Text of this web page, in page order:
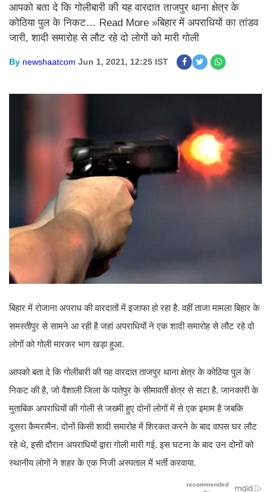
आपको बता दे कि गोलीबारी की यह वारदात ताजपुर थाना क्षेत्र के
कोठिया पुल के निकट… Read More »बिहार में अपराधियों का तांडव
जारी, शादी समारोह से लौट रहे दो लोगों को मारी गोली
By newshaatcom Jun 1, 2021, 12:25 IST
बिहार में रोजाना अपराध की वारदातों में इजाफा हो रहा है. वहीं ताजा मामला बिहार के
समस्तीपुर से सामने आ रही है जहां अपराधियों ने एक शादी समारोह से लौट रहे दो
लोगों को गोली मारकर भाग खड़ा हुआ.
आपको बता दे कि गोलीबारी की यह वारदात ताजपुर थाना क्षेत्र के कोठिया पुल के
निकट की है, जो वैशाली जिला के पातेपुर के सीमावर्ती क्षेत्र से सटा है. जानकारी के
मुताबिक अपराधियों की गोली से जख्मी हुए दोनों लोगों में से एक इमाम है जबकि
दूसरा कैमरामैन. दोनों किसी शादी समारोह में शिरकत करने के बाद वापस घर लौट
रहे थे, इसी दौरान अपराधियों द्वारा गोली मारी गई. इस घटना के बाद उन दोनों को
स्थानीय लोगों ने शहर के एक निजी अस्पताल में भर्ती करवाया.